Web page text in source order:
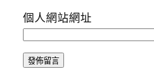
個人網站網址